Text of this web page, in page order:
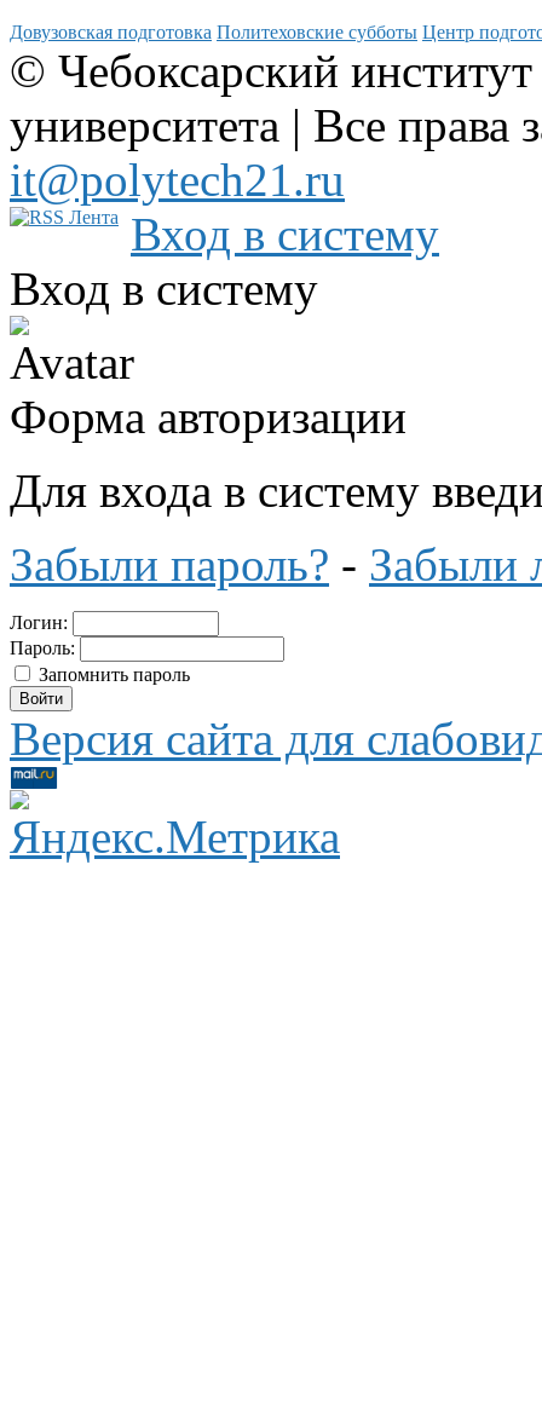
Довузовская подготовка Политеховские субботы Центр
© Чебоксарский
университета | Все
it@polytech21.ru
Вход в систему
Вход в систему
Форма авторизации
Для входа в систему
Забыли пароль? - Забыли
Логин:
Пароль:
Запомнить пароль
Версия сайта для